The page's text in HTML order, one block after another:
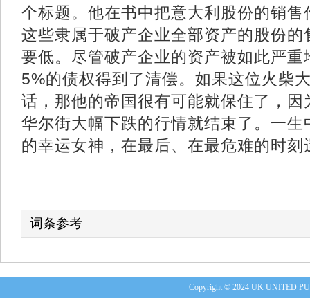
个标题。他在书中把意大利股份的销售
这些隶属于破产企业全部资产的股份
要低。尽管破产企业的资产被如此严
5%的债权得到了清偿。如果这位火柴
话，那他的帝国很有可能就保住了，
华尔街大幅下跌的行情就结束了。一
的幸运女神，在最后、在最危难的时刻
词条参考
Copyright © 2024 UK UNITED